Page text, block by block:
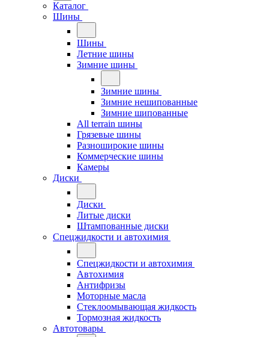
Каталог
Шины
Шины
Летние шины
Зимние шины
Зимние шины
Зимние нешипованные
Зимние шипованные
All terrain шины
Грязевые шины
Разноширокие шины
Коммерческие шины
Камеры
Диски
Диски
Литые диски
Штампованные диски
Спецжидкости и автохимия
Спецжидкости и автохимия
Автохимия
Антифризы
Моторные масла
Стеклоомывающая жидкость
Тормозная жидкость
Автотовары